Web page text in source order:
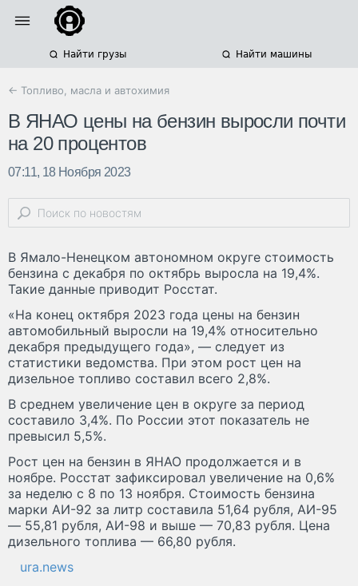
Найти грузы Найти машины
← Топливо, масла и автохимия
В ЯНАО цены на бензин выросли почти
на 20 процентов
07:11, 18 Ноября 2023
В Ямало-Ненецком автономном округе стоимость
бензина с декабря по октябрь выросла на 19,4%.
Такие данные приводит Росстат.
«На конец октября 2023 года цены на бензин
автомобильный выросли на 19,4% относительно
декабря предыдущего года», — следует из
статистики ведомства. При этом рост цен на
дизельное топливо составил всего 2,8%.
В среднем увеличение цен в округе за период
составило 3,4%. По России этот показатель не
превысил 5,5%.
Рост цен на бензин в ЯНАО продолжается и в
ноябре. Росстат зафиксировал увеличение на 0,6%
за неделю с 8 по 13 ноября. Стоимость бензина
марки АИ-92 за литр составила 51,64 рубля, АИ-95
— 55,81 рубля, АИ-98 и выше — 70,83 рубля. Цена
дизельного топлива — 66,80 рубля.
ura.news